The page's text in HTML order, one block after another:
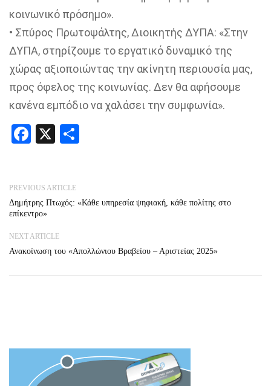
κοινωνικό πρόσημο».
• Σπύρος Πρωτοψάλτης, Διοικητής ΔΥΠΑ: «Στην
ΔΥΠΑ, στηρίζουμε το εργατικό δυναμικό της
χώρας αξιοποιώντας την ακίνητη περιουσία μας,
προς όφελος της κοινωνίας. Δεν θα αφήσουμε
κανένα εμπόδιο να χαλάσει την συμφωνία».
Facebook
X
PREVIOUS ARTICLE
Δημήτρης Πτωχός: «Κάθε υπηρεσία ψηφιακή, κάθε πολίτης στο
επίκεντρο»
NEXT ARTICLE
Ανακοίνωση του «Απολλώνιου Βραβείου – Αριστείας 2025»